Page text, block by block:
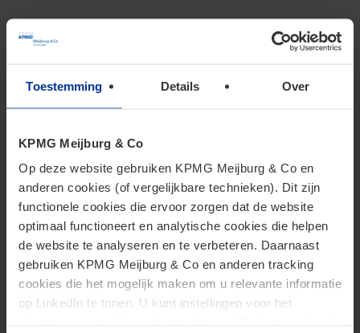
Toestemming Details Over
KPMG Meijburg & Co
Op deze website gebruiken KPMG Meijburg & Co en
anderen cookies (of vergelijkbare technieken). Dit zijn
functionele cookies die ervoor zorgen dat de website
optimaal functioneert en analytische cookies die helpen
de website te analyseren en te verbeteren. Daarnaast
gebruiken KPMG Meijburg & Co en anderen tracking
cookies die het mogelijk maken om u relevante informatie
op LinkedIn te tonen. U kunt instellingen voor het
Specialismen
Transfer Pricing
Shipping en offshore
Andere topics
Pillar2